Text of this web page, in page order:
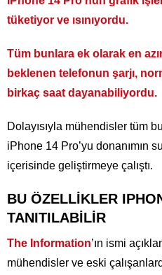
tüketiyor ve ısınıyordu.
Tüm bunlara ek olarak en
beklenen telefonun şarjı,
birkaç saat dayanabiliyordu.
Dolayısıyla mühendisler tüm
iPhone 14 Pro’yu donanımın
içerisinde geliştirmeye çalıştı.
BU ÖZELLİKLER
TANITILABİLİR
The Information’ın ismi
mühendisler ve eski